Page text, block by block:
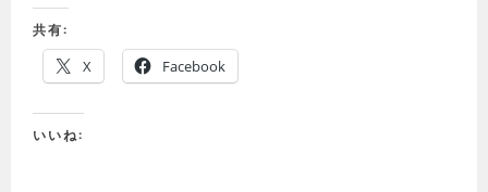
共有:
X Facebook
いいね: